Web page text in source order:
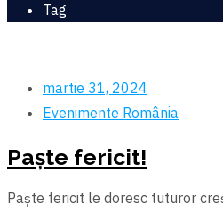
Tag
martie 31, 2024
Evenimente România
Paște fericit!
Paște fericit le doresc tuturor